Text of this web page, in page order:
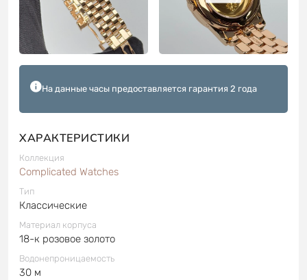
На данные часы предоставляется гарантия 2 года
ХАРАКТЕРИСТИКИ
Коллекция
Complicated Watches
Тип
Классические
Материал корпуса
18-к розовое золото
Водонепроницаемость
30 м